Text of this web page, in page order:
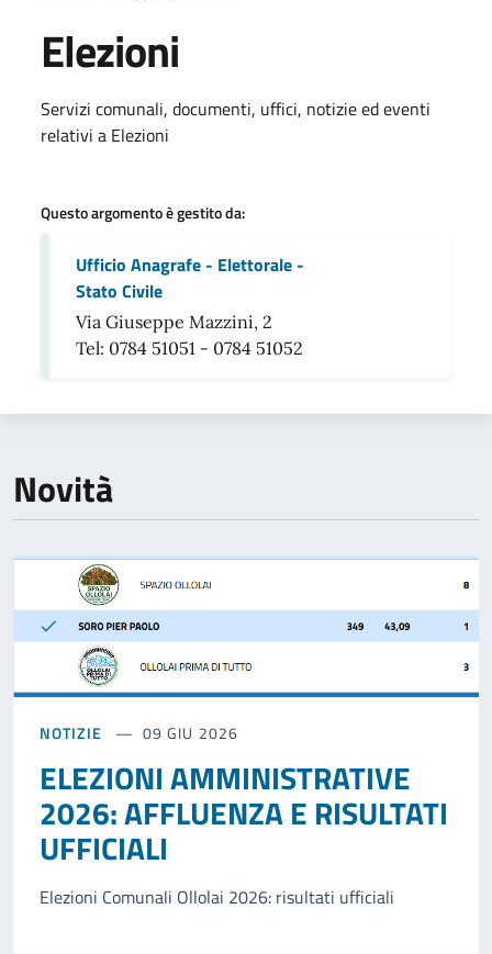
Elezioni
Dettagli della notizia
Servizi comunali, documenti, uffici, notizie ed eventi
relativi a Elezioni
Questo argomento è gestito da:
Ufficio Anagrafe - Elettorale -
Stato Civile
Via Giuseppe Mazzini, 2
Tel: 0784 51051 - 0784 51052
Novità
NOTIZIE 09 GIU 2026
ELEZIONI AMMINISTRATIVE
2026: AFFLUENZA E RISULTATI
UFFICIALI
Elezioni Comunali Ollolai 2026: risultati ufficiali